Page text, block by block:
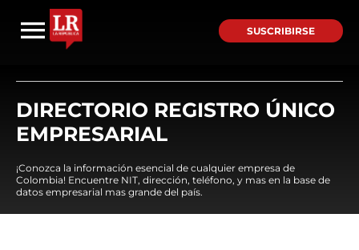
SUSCRIBIRSE
DIRECTORIO REGISTRO ÚNICO
EMPRESARIAL
¡Conozca la información esencial de cualquier empresa de
Colombia! Encuentre NIT, dirección, teléfono, y mas en la base de
datos empresarial mas grande del país.